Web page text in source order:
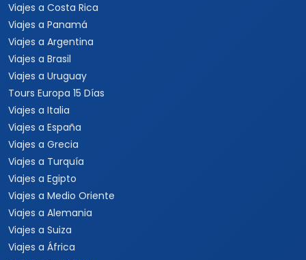
Viajes a Costa Rica
Viajes a Panamá
Viajes a Argentina
Viajes a Brasil
Viajes a Uruguay
Tours Europa 15 Días
Viajes a Italia
Viajes a España
Viajes a Grecia
Viajes a Turquía
Viajes a Egipto
Viajes a Medio Oriente
Viajes a Alemania
Viajes a Suiza
Viajes a África